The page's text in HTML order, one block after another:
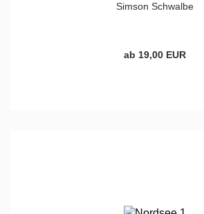
Simson Schwalbe
ab 19,00 EUR